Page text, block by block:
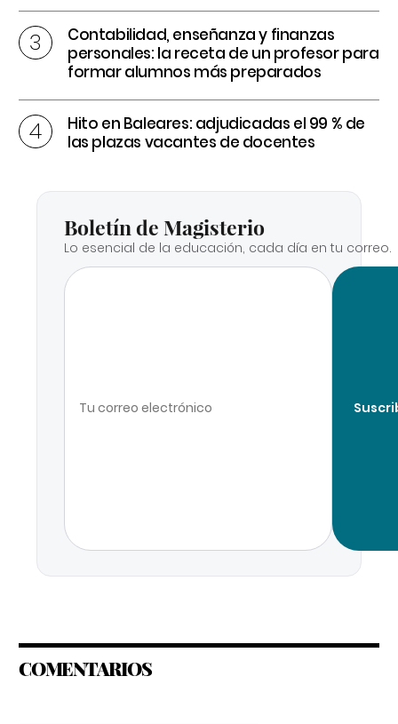
Contabilidad, enseñanza y finanzas
personales: la receta de un profesor para
formar alumnos más preparados
Hito en Baleares: adjudicadas el 99 % de
las plazas vacantes de docentes
Boletín de Magisterio
Lo esencial de la educación, cada día en tu correo.
COMENTARIOS